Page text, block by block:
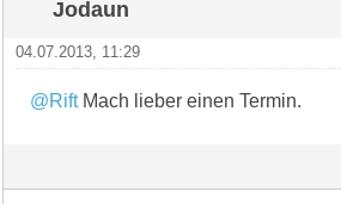
Jodaun
04.07.2013, 11:29
@RiftMach lieber einen Termin.